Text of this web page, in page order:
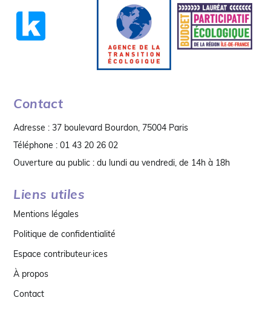
Contact
Adresse : 37 boulevard Bourdon, 75004 Paris
Téléphone : 01 43 20 26 02
Ouverture au public : du lundi au vendredi, de 14h à 18h
Liens utiles
Mentions légales
Politique de confidentialité
Espace contributeur·ices
À propos
Contact